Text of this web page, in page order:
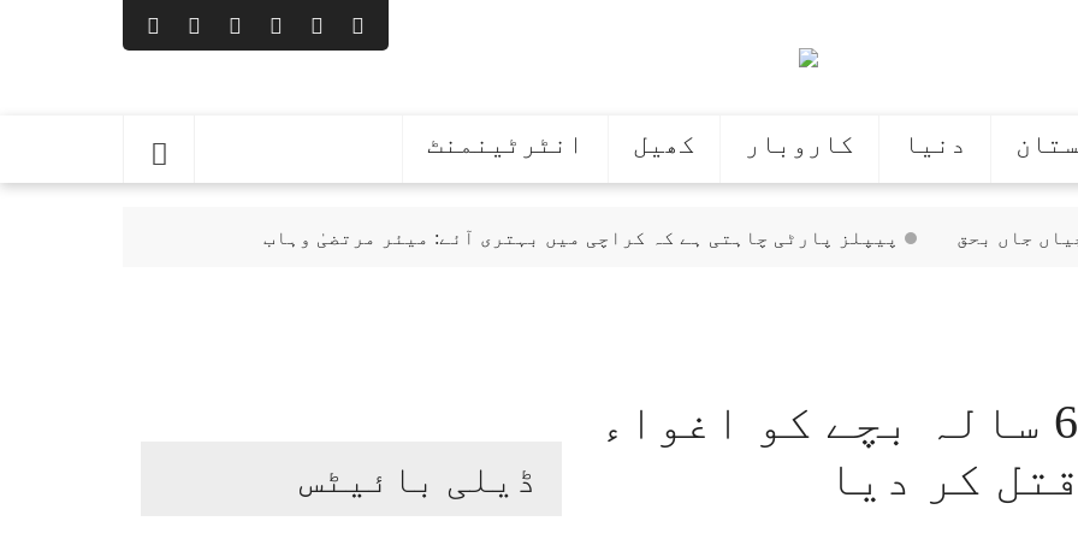
دنیا کاروبار کھیل انٹرٹینمنٹ
پیپلز پارٹی چاہتی ہے کہ کراچی میں بہتری آئے: میئر مرتضیٰ وہاب
کو ترقی کی راہ پر ڈالا: علی پرویز ملک
لاہور میں میٹرو بس سروس 11 اگست سے بند ہونے کا خدشہ
ڈیلی بائیٹس
کراچی: پڑوسی نے 6 سالہ بچے کو اغواء
کر دیا